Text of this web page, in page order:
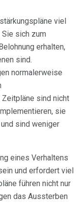
viel
sich zum
erhalten,
sind.
normalerweise
sind nicht
sie
sind weniger
eines Verhaltens
und erfordert viel
führen nicht nur
das Aussterben